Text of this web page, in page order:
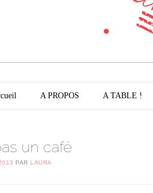
A PROPOS A TABLE !
un café
PAR LAURA